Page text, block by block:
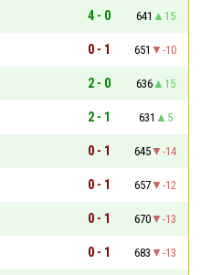
4 - 0 641
15
0 - 1 651
-10
2 - 0 636
15
2 - 1 631
5
0 - 1 645
-14
0 - 1 657
-12
0 - 1 670
-13
0 - 1 683
-13